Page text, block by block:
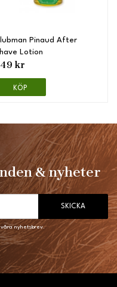
Pinaud After
Lotion
kr
KÖP
& nyheter
SKICKA
nyhetsbrev.